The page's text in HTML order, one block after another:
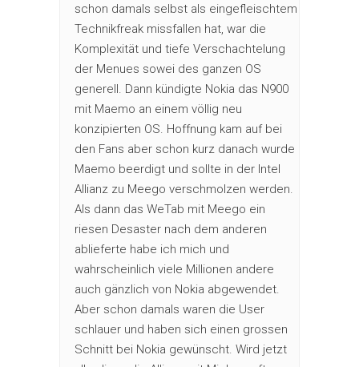
schon damals selbst als eingefleischtem
Technikfreak missfallen hat, war die
Komplexität und tiefe Verschachtelung
der Menues sowei des ganzen OS
generell. Dann kündigte Nokia das N900
mit Maemo an einem völlig neu
konzipierten OS. Hoffnung kam auf bei
den Fans aber schon kurz danach wurde
Maemo beerdigt und sollte in der Intel
Allianz zu Meego verschmolzen werden.
Als dann das WeTab mit Meego ein
riesen Desaster nach dem anderen
ablieferte habe ich mich und
wahrscheinlich viele Millionen andere
auch gänzlich von Nokia abgewendet.
Aber schon damals waren die User
schlauer und haben sich einen grossen
Schnitt bei Nokia gewünscht. Wird jetzt